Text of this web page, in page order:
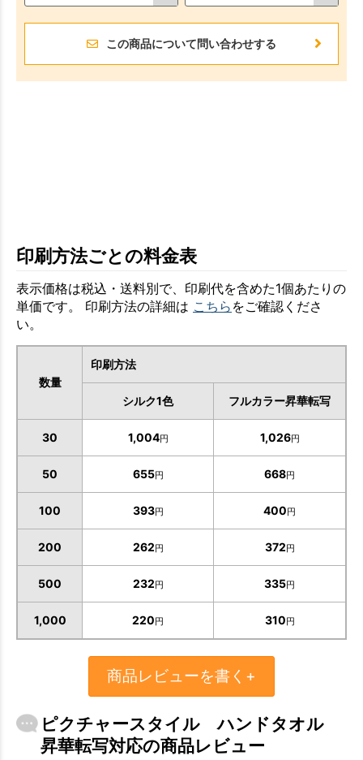
この商品について問い合わせする
印刷方法ごとの料金表
表示価格は税込・送料別で、印刷代を含めた1個あたりの
単価です。 印刷方法の詳細は こちら をご確認くださ
い。
数量
印刷方法
シルク1色 フルカラー昇華転写
30 1,004円 1,026円
50 655円 668円
100 393円 400円
200 262円 372円
500 232円 335円
1,000 220円 310円
商品レビューを書く+
ピクチャースタイル ハンドタオル
昇華転写対応の商品レビュー